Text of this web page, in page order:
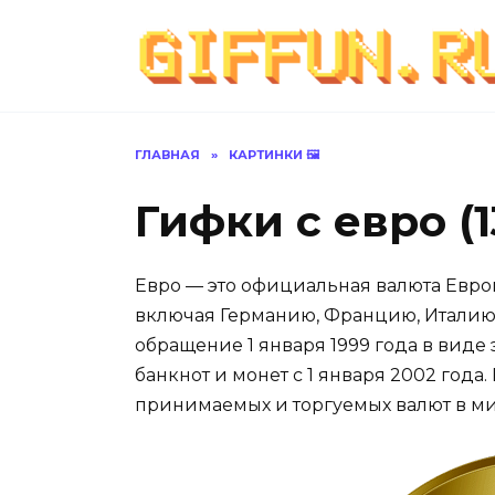
ГЛАВНАЯ » КАРТИНКИ 🖼
Гифки с евро
Евро — это официальная валюта
включая Германию, Францию,
обращение 1 января 1999 года в
банкнот и монет с 1 января 2002
принимаемых и торгуемых валют в